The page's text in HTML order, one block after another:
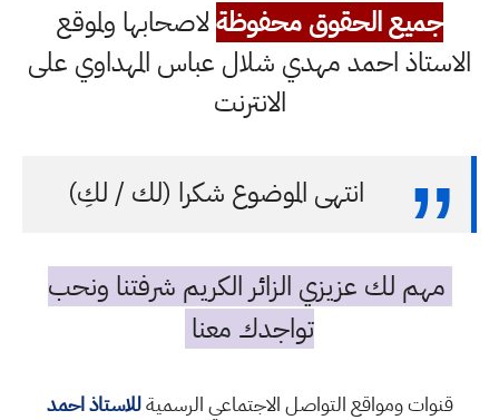
جميع الحقوق محفوظةلاصحابها ولموقع
الاستاذ احمد مهدي شلال عباس المهداوي على
الانترنت
انتهى الموضوع شكرا (لك / لكِ)
مهم لك عزيزي الزائر الكريم شرفتنا ونحب
تواجدك معنا
قنوات ومواقع التواصل الاجتماعي الرسميةللاستاذ احمد